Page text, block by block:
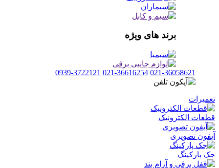
برند های ویژه
021-36058621
021-36616254
0939-3722121
تعمیرات
قطعات الکترونیک
آیفون تصویری
جک پارکینگ